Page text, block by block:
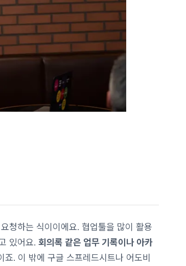
청하는 식이이에요. 협업툴을 많이 활용
있어요. 회의록 같은 업무 기록이나 아카
죠. 이 밖에 구글 스프레드시트나 어도비